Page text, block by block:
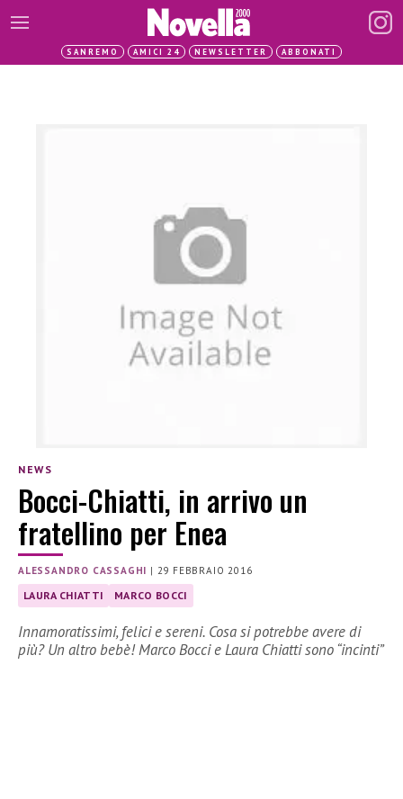
SANREMO AMICI 24 NEWSLETTER ABBONATI
NEWS
Bocci-Chiatti, in arrivo un
fratellino per Enea
ALESSANDRO CASSAGHI | 29 FEBBRAIO 2016
LAURA CHIATTI MARCO BOCCI
Innamoratissimi, felici e sereni. Cosa si potrebbe avere di
più? Un altro bebè! Marco Bocci e Laura Chiatti sono “incinti”